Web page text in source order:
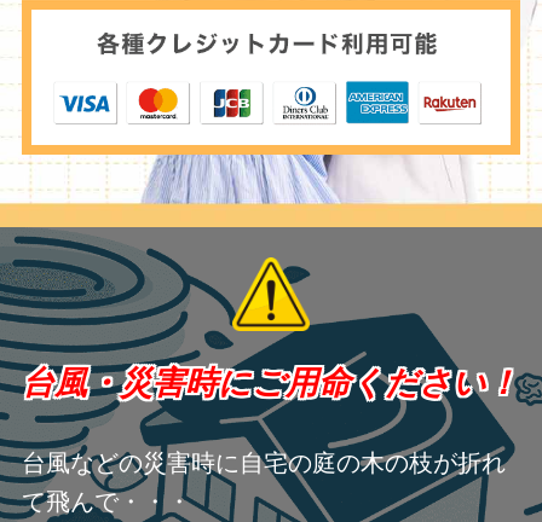
台風・災害時にご用命ください！
台風などの災害時に自宅の庭の木の枝が折れ
て飛んで・・・